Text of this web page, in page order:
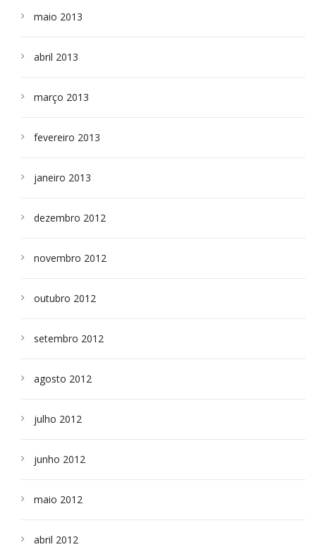
maio 2013
abril 2013
março 2013
fevereiro 2013
janeiro 2013
dezembro 2012
novembro 2012
outubro 2012
setembro 2012
agosto 2012
julho 2012
junho 2012
maio 2012
abril 2012